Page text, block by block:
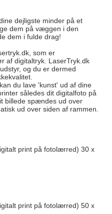
dejligste minder på et
dem på væggen i den
dem i fulde drag!
som er
af digitaltryk. LaserTryk.dk
og du er dermed
du lave 'kunst' ud af dine
således dit digitalfoto på
billede spændes ud over
ud over siden af rammen.
print på fotolærred) 30 x
print på fotolærred) 50 x